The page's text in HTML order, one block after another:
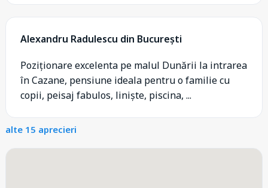
Alexandru Radulescu din București
Poziționare excelenta pe malul Dunării la intrarea
în Cazane, pensiune ideala pentru o familie cu
copii, peisaj fabulos, liniște, piscina, ...
alte 15 aprecieri